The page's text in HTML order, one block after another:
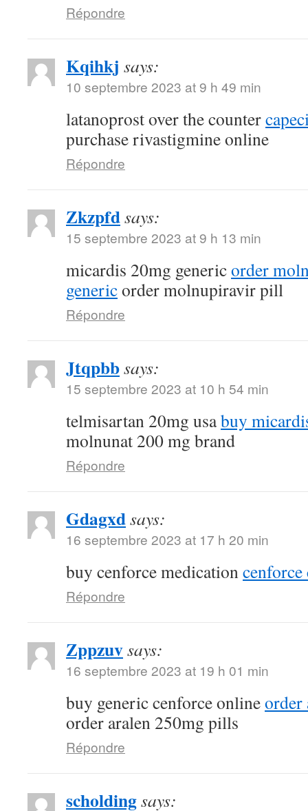
Répondre
Kqihkj says:
10 septembre 2023 at 9 h 49 min
latanoprost over the counter
purchase rivastigmine online
Répondre
Zkzpfdsays:
15 septembre 2023 at 9 h 13 min
micardis 20mg genericorder
genericorder molnupiravir pill
Répondre
Jtqpbbsays:
15 septembre 2023 at 10 h 54 min
telmisartan 20mg usabuy
molnunat 200 mg brand
Répondre
Gdagxdsays:
16 septembre 2023 at 17 h 20 min
buy cenforce medicationcenforce
Répondre
Zppzuvsays:
16 septembre 2023 at 19 h 01 min
buy generic cenforce onlineorder
order aralen 250mg pills
Répondre
scholdingsays: